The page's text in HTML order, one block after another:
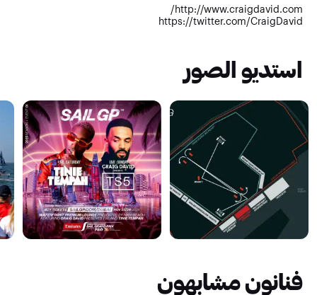
http://www.craigdavid.com/
https://twitter.com/CraigDavid
استديو الصور
فنانون مشابهون